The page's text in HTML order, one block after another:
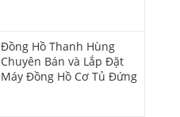
Đồng Hồ Thanh Hùng
Chuyên Bán và Lắp Đặt
Máy Đồng Hồ Cơ Tủ Đứng